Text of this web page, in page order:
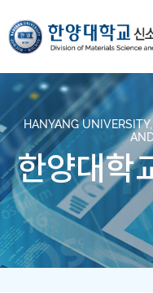
HANYANG
한양대학